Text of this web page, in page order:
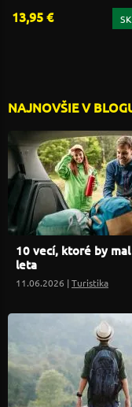
13,95 €
NAJNOVŠIE V
10 vecí, ktoré by
leta
11.06.2026 |Turistika